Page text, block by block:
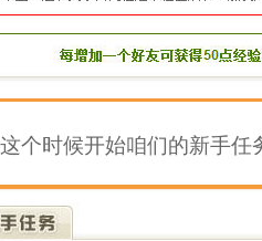
个时候开始咱们的新手任